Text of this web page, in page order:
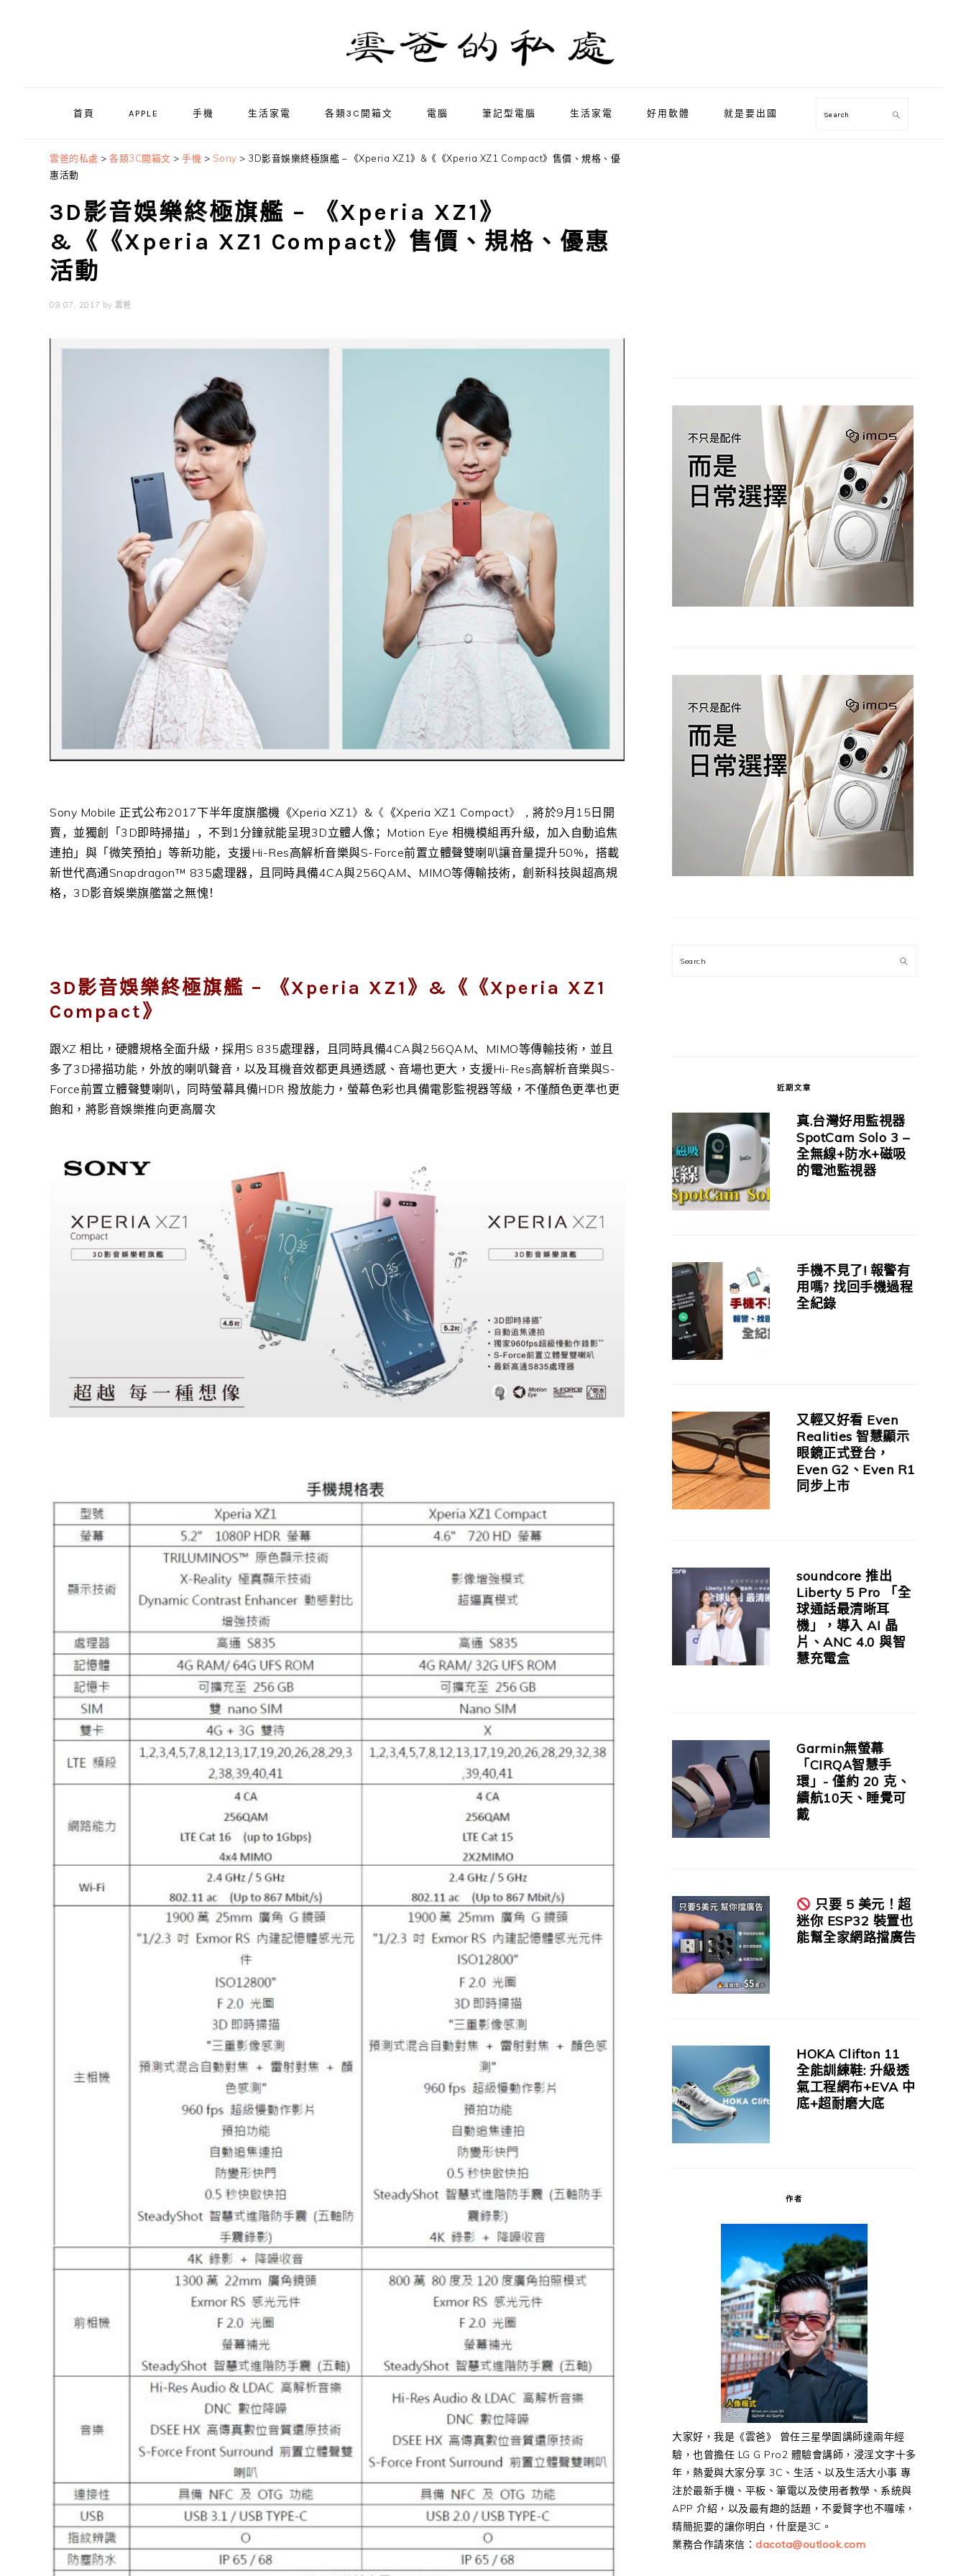
首頁 APPLE 手機 生活家電 各類3C開箱文 電腦 筆記型電腦 生活家電 好用軟體 就是要出國 Search
雲爸的私處 > 各類3C開箱文 > 手機 > Sony > 3D影音娛樂終極旗艦 – 《Xperia XZ1》&《《Xperia XZ1 Compact》售價、規格、優
惠活動
3D影音娛樂終極旗艦 – 《Xperia XZ1》
&《《Xperia XZ1 Compact》售價、規格、優惠
活動
09 07, 2017 by 雲爸
Sony Mobile 正式公布2017下半年度旗艦機《Xperia XZ1》&《 《Xperia XZ1 Compact》， 將於9月 15 日 開
賣，並獨創「3D即時掃描」，不到 1分鐘就能呈現3D立體人像； Motion Eye 相機模組再升級，加入自動追焦
連拍」與「微笑預拍」等新功能，支援Hi-Res高解析音樂與S-Force前置立體聲雙喇叭讓音量提升50%，搭載
新世代高通Snapdragon™ 835處理器，且同時具備4CA與256QAM、 MIMO等傳輸技術，創新科技與超高規
格， 3D影音娛樂旗艦當之無愧！
3D影音娛樂終極旗艦 – 《Xperia XZ1》&《《Xperia XZ1
Compact》
跟XZ 相比，硬體規格全面升級，採用S 835處理器，且同時具備4CA與256QAM、 MIMO等傳輸技術 ，並且
多了3D掃描功能，外放的喇叭聲音，以及耳機音效都更具通透感、音場也更大， 支援Hi-Res高解析音樂與S-
Force前置立體聲雙喇叭， 同時螢幕具備HDR 撥放能力，螢幕色彩也具備電影監視器等級，不僅顏色更準也更
飽和，將影音娛樂推向更高層次
Search
近期文章
真.台灣好用監視器
SpotCam Solo 3 –
全無線+防水+磁吸
的電池監視器
手機不見了! 報警有
用嗎? 找回手機過程
全紀錄
又輕又好看 Even
Realities 智慧顯示
眼鏡正式登台，
Even G2、Even R1
同步上市
soundcore 推出
Liberty 5 Pro 「全
球通話最清晰耳
機」，導入 AI 晶
片、ANC 4.0 與智
慧充電盒
Garmin無螢幕
「CIRQA智慧手
環」- 僅約 20 克、
續航10天、睡覺可
戴
只要 5 美元！超
迷你 ESP32 裝置也
能幫全家網路擋廣告
HOKA Clifton 11
全能訓練鞋: 升級透
氣工程網布+EVA 中
底+超耐磨大底
作者
大家好，我是《雲爸》 曾任三星學園講師達兩年經
驗，也曾擔任 LG G Pro2 體驗會講師，浸淫文字十多
年，熱愛與大家分享 3C、生活、以及生活大小事 專
注於最新手機、平板、筆電以及使用者教學、系統與
APP 介紹，以及最有趣的話題，不愛贅字也不囉嗦，
精簡扼要的讓你明白，什麼是3C。
業務合作請來信： dacota@outlook.com